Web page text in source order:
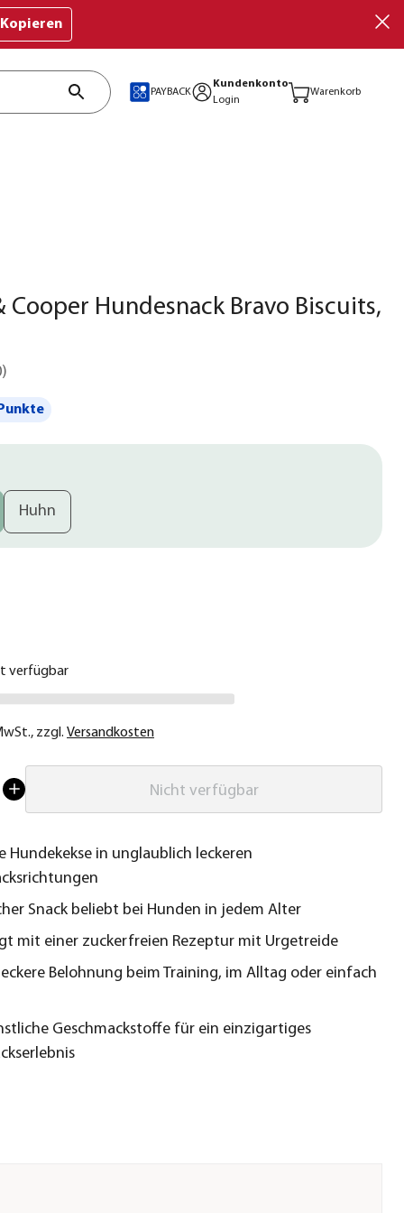
Kopieren
PAYBACK
Kundenkonto
Login
Warenkorb
Cooper Hundesnack Bravo Biscuits,
)
Huhn
verfügbar
, zzgl. Versandkosten
Nicht verfügbar
Hundekekse in unglaublich leckeren
Snack beliebt bei Hunden in jedem Alter
mit einer zuckerfreien Rezeptur mit Urgetreide
Belohnung beim Training, im Alltag oder einfach
Geschmackstoffe für ein einzigartiges